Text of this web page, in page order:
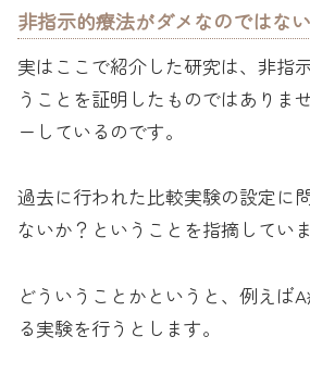
非指示的療法がダメなのではない
実はここで紹介した研究は、非指
うことを証明したものではありま
ーしているのです。
過去に行われた比較実験の設定に
ないか？ということを指摘していま
どういうことかというと、例えば
る実験を行うとします。